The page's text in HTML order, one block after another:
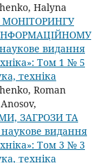
Halyna
МОНІТОРИНГУ
видання
Том 1 № 5
техніка
Roman
ЗАГРОЗИ ТА
видання
Том 3 № 3
техніка